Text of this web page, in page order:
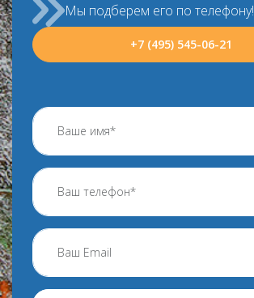
Мы подберем его по телефону!
+7 (495) 545-06-21